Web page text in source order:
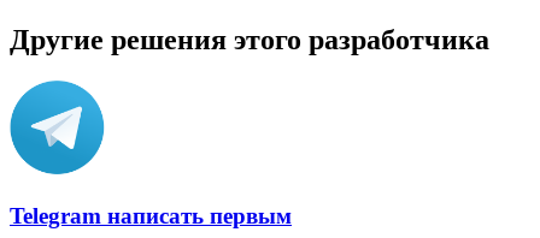
Другие решения этого разработчика
Telegram написать первым